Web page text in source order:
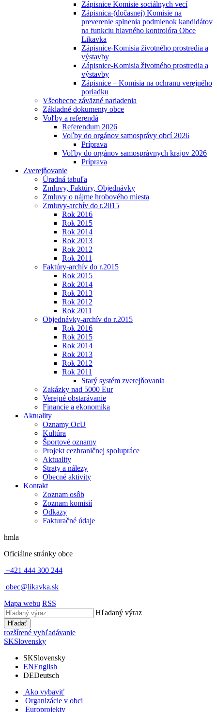
Zápisnice Komisie sociálnych vecí
Zápisnica-(dočasnej) Komisie na
preverenie splnenia podmienok kandidátov
na funkciu hlavného kontrolóra Obce
Likavka
Zápisnice-Komisia životného prostredia a
výstavby
Zápisnice-Komisia životného prostredia a
výstavby
Zápisnice – Komisia na ochranu verejného
poriadku
Všeobecne záväzné nariadenia
Základné dokumenty obce
Voľby a referendá
Referendum 2026
Voľby do orgánov samosprávy obcí 2026
Príprava
Voľby do orgánov samosprávnych krajov 2026
Príprava
Zverejňovanie
Úradná tabuľa
Zmluvy, Faktúry, Objednávky
Zmluvy o nájme hrobového miesta
Zmluvy-archív do r.2015
Rok 2016
Rok 2015
Rok 2014
Rok 2013
Rok 2012
Rok 2011
Faktúry-archív do r.2015
Rok 2015
Rok 2014
Rok 2013
Rok 2012
Rok 2011
Objednávky-archív do r.2015
Rok 2016
Rok 2015
Rok 2014
Rok 2013
Rok 2012
Rok 2011
Starý systém zverejňovania
Zakázky nad 5000 Eur
Verejné obstarávanie
Financie a ekonomika
Aktuality
Oznamy OcU
Kultúra
Športové oznamy
Projekt cezhraničnej spolupráce
Aktuality
Straty a nálezy
Obecné aktivity
Kontakt
Zoznam osôb
Zoznam komisií
Odkazy
Fakturačné údaje
hmla
Oficiálne stránky obce
+421 444 300 244
obec@likavka.sk
Mapa webu RSS
Hľadaný výraz
Hľadať
rozšírené vyhľadávanie
SKSlovensky
SKSlovensky
ENEnglish
DEDeutsch
Ako vybaviť
Organizácie v obci
Europrojekty